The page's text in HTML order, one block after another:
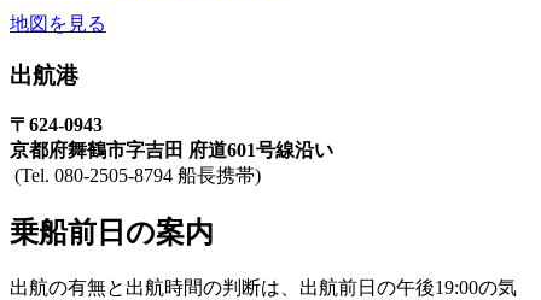
地図を見る
出航港
〒624-0943
京都府舞鶴市字吉田 府道601号線沿い
(Tel. 080-2505-8794 船長携帯)
乗船前日の案内
出航の有無と出航時間の判断は、出航前日の午後19:00の気